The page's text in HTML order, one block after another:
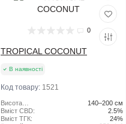
0
TROPICAL COCONUT
В наявності
Код товару: 1521
Висота
рослини:
140–200 см
Вміст CBD:
2.5%
Вміст ТГК:
24%